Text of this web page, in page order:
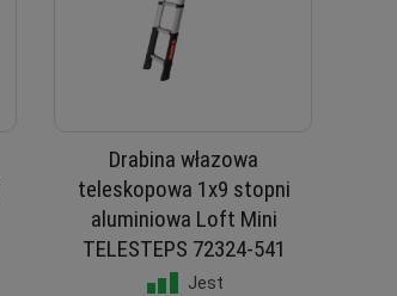
Drabina włazowa
teleskopowa 1x9 stopni
aluminiowa Loft Mini
TELESTEPS 72324-541
Jest